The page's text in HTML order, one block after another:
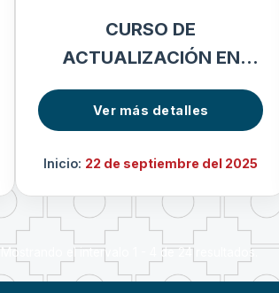
CURSO DE
ACTUALIZACIÓN EN
IMAGENOLOGÍA MÉDICA
Ver más detalles
Inicio: 22 de septiembre del 2025
Mostrando el intervalo 1 - 4 de 24 resultados.